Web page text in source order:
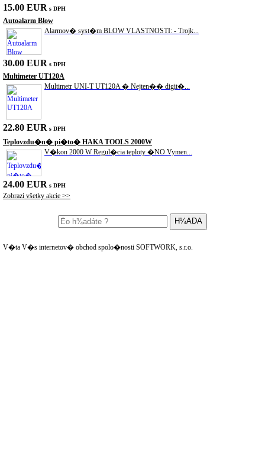
15.00 EUR s DPH
Autoalarm Blow
Alarmov� syst�m BLOW VLASTNOSTI: - Trojk...
30.00 EUR s DPH
Multimeter UT120A
Multimetr UNI-T UT120A � Nejten�� digit�...
22.80 EUR s DPH
Teplovzdu�n� pi�to� HAKA TOOLS 2000W
V�kon 2000 W Regul�cia teploty �NO Vymen...
24.00 EUR s DPH
Zobrazi všetky akcie >>
V�ta V�s internetov� obchod spolo�nosti SOFTWORK, s.r.o.